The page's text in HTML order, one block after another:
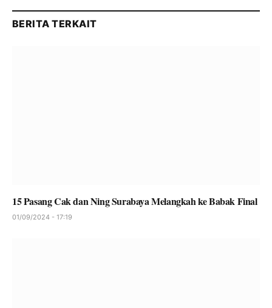
BERITA TERKAIT
15 Pasang Cak dan Ning Surabaya Melangkah ke Babak Final
01/09/2024 - 17:19